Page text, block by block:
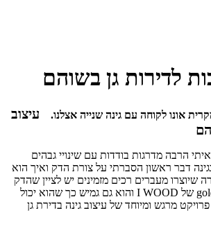
גן בשוהם
עם גינה שנייה אצלנו.עיצוב
בודדות עם שינויי גבהים
הסברתי על צורת הדק ואיך הוא
רכים מזמינים יש לציין שהדק
הוא דק סינתטי golden tik של I WOOD והוא גם גמיש כך שהוא יכול
ומיוחד של עיצוב גינה בדירת גן